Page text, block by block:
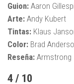
Guion: Aaron
Arte: Andy Kubert
Tintas: Klaus
Color: Brad
Reseña: Armstrong
4 / 10